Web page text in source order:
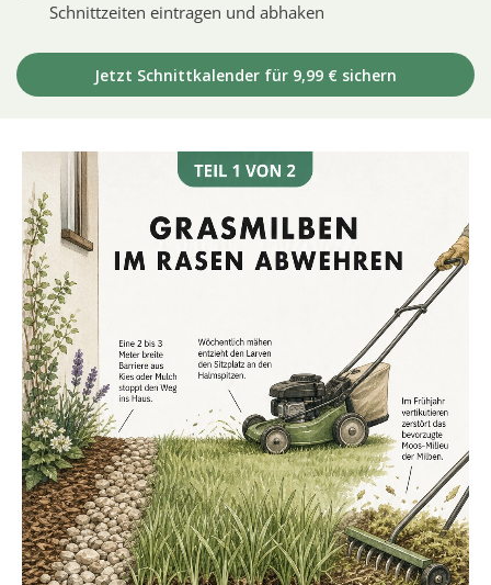
Schnittzeiten eintragen und abhaken
Jetzt Schnittkalender für 9,99 € sichern